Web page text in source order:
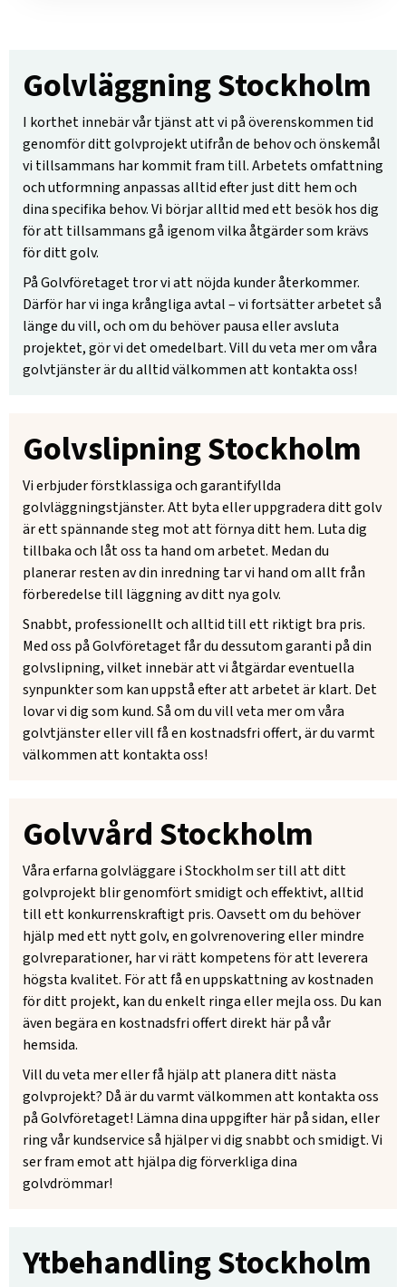
Golvläggning Stockholm
I korthet innebär vår tjänst att vi på överenskommen tid
genomför ditt golvprojekt utifrån de behov och önskemål
vi tillsammans har kommit fram till. Arbetets omfattning
och utformning anpassas alltid efter just ditt hem och
dina specifika behov. Vi börjar alltid med ett besök hos dig
för att tillsammans gå igenom vilka åtgärder som krävs
för ditt golv.
På Golvföretaget tror vi att nöjda kunder återkommer.
Därför har vi inga krångliga avtal – vi fortsätter arbetet så
länge du vill, och om du behöver pausa eller avsluta
projektet, gör vi det omedelbart. Vill du veta mer om våra
golvtjänster är du alltid välkommen att kontakta oss!
Golvslipning Stockholm
Vi erbjuder förstklassiga och garantifyllda
golvläggningstjänster. Att byta eller uppgradera ditt golv
är ett spännande steg mot att förnya ditt hem. Luta dig
tillbaka och låt oss ta hand om arbetet. Medan du
planerar resten av din inredning tar vi hand om allt från
förberedelse till läggning av ditt nya golv.
Snabbt, professionellt och alltid till ett riktigt bra pris.
Med oss på Golvföretaget får du dessutom garanti på din
golvslipning, vilket innebär att vi åtgärdar eventuella
synpunkter som kan uppstå efter att arbetet är klart. Det
lovar vi dig som kund. Så om du vill veta mer om våra
golvtjänster eller vill få en kostnadsfri offert, är du varmt
välkommen att kontakta oss!
Golvvård Stockholm
Våra erfarna golvläggare i Stockholm ser till att ditt
golvprojekt blir genomfört smidigt och effektivt, alltid
till ett konkurrenskraftigt pris. Oavsett om du behöver
hjälp med ett nytt golv, en golvrenovering eller mindre
golvreparationer, har vi rätt kompetens för att leverera
högsta kvalitet. För att få en uppskattning av kostnaden
för ditt projekt, kan du enkelt ringa eller mejla oss. Du kan
även begära en kostnadsfri offert direkt här på vår
hemsida.
Vill du veta mer eller få hjälp att planera ditt nästa
golvprojekt? Då är du varmt välkommen att kontakta oss
på Golvföretaget! Lämna dina uppgifter här på sidan, eller
ring vår kundservice så hjälper vi dig snabbt och smidigt. Vi
ser fram emot att hjälpa dig förverkliga dina
golvdrömmar!
Ytbehandling Stockholm